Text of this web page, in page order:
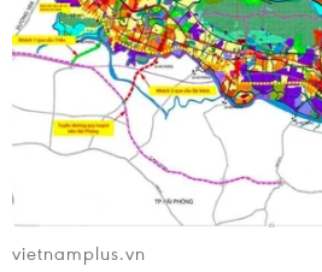
Theo dõi VietnamPlus
vietnamplus.vn